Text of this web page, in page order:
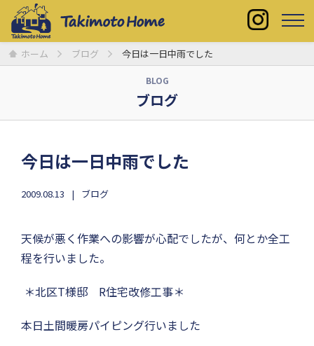
ホーム ブログ 今日は一日中雨でした
BLOG
ブログ
今日は一日中雨でした
2009.08.13 ブログ
天候が悪く作業への影響が心配でしたが、何とか全工
程を行いました。
＊北区T様邸 R住宅改修工事＊
本日土間暖房パイピング行いました